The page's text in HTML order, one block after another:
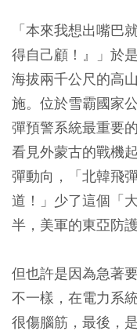
「本來我想出嘴巴
得自己顧！』」於
海拔兩千公尺的高
施。位於雪霸國家
彈預警系統最重要
看見外蒙古的戰機
彈動向，「北韓飛
道！」少了這個「
半，美軍的東亞防
但也許是因為急著
不一樣，在電力系
很傷腦筋，最後，